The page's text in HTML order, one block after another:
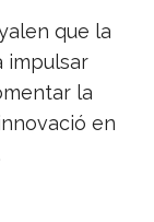
que la
impulsar
la
en